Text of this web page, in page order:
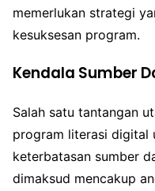
memerlukan strategi
kesuksesan program.
Kendala Sumber
Salah satu tantangan
program literasi digital
keterbatasan sumber
dimaksud mencakup